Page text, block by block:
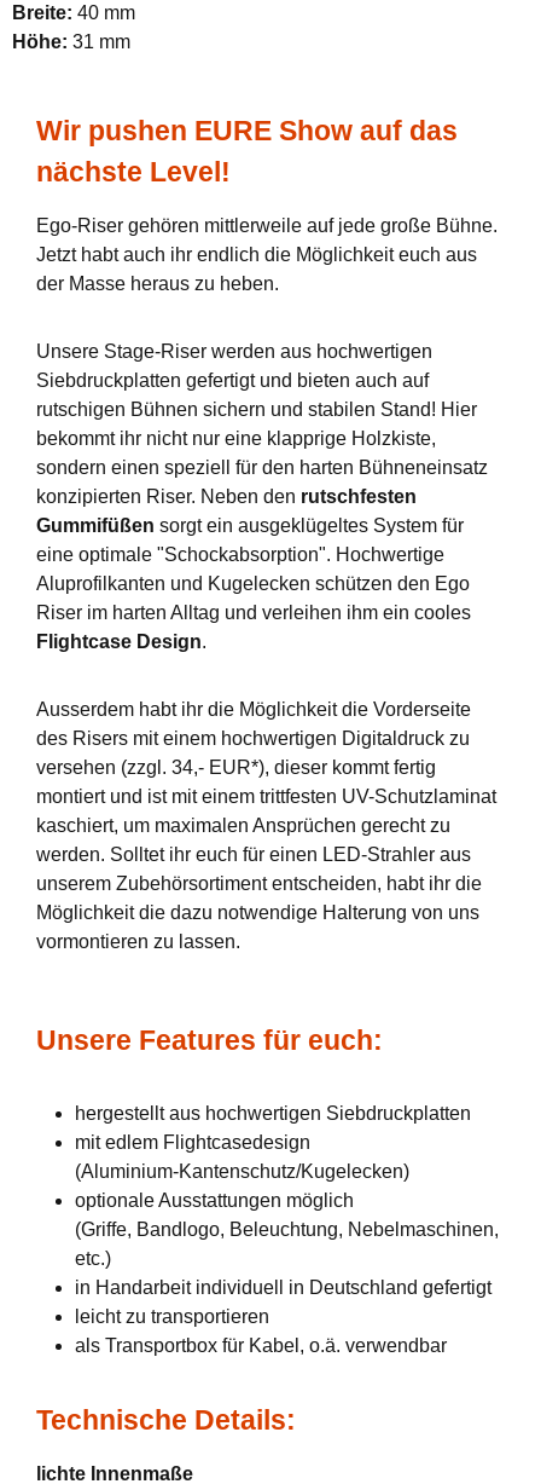
Breite: 40 mm
Höhe: 31 mm
Wir pushen EURE Show auf das
nächste Level!
Ego-Riser gehören mittlerweile auf jede große Bühne.
Jetzt habt auch ihr endlich die Möglichkeit euch aus
der Masse heraus zu heben.
Unsere Stage-Riser werden aus hochwertigen
Siebdruckplatten gefertigt und bieten auch auf
rutschigen Bühnen sichern und stabilen Stand! Hier
bekommt ihr nicht nur eine klapprige Holzkiste,
sondern einen speziell für den harten Bühneneinsatz
konzipierten Riser. Neben den rutschfesten
Gummifüßen sorgt ein ausgeklügeltes System für
eine optimale "Schockabsorption". Hochwertige
Aluprofilkanten und Kugelecken schützen den Ego
Riser im harten Alltag und verleihen ihm ein cooles
Flightcase Design.
Ausserdem habt ihr die Möglichkeit die Vorderseite
des Risers mit einem hochwertigen Digitaldruck zu
versehen (zzgl. 34,- EUR*), dieser kommt fertig
montiert und ist mit einem trittfesten UV-Schutzlaminat
kaschiert, um maximalen Ansprüchen gerecht zu
werden. Solltet ihr euch für einen LED-Strahler aus
unserem Zubehörsortiment entscheiden, habt ihr die
Möglichkeit die dazu notwendige Halterung von uns
vormontieren zu lassen.
Unsere Features für euch:
hergestellt aus hochwertigen Siebdruckplatten
mit edlem Flightcasedesign
(Aluminium-Kantenschutz/Kugelecken)
optionale Ausstattungen möglich
(Griffe, Bandlogo, Beleuchtung, Nebelmaschinen,
etc.)
in Handarbeit individuell in Deutschland gefertigt
leicht zu transportieren
als Transportbox für Kabel, o.ä. verwendbar
Technische Details:
lichte Innenmaße